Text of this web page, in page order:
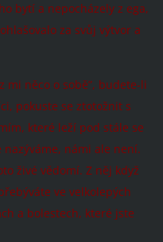
bytí a nepocházely z ega,
za svůj výtvor a
mi něco o sobě”, budete-li
pokuste se ztotožnit s
které leží pod stále se
námi ale není.
živé vědomí. Z něj když
ve velkolepých
a bolestech, které jste